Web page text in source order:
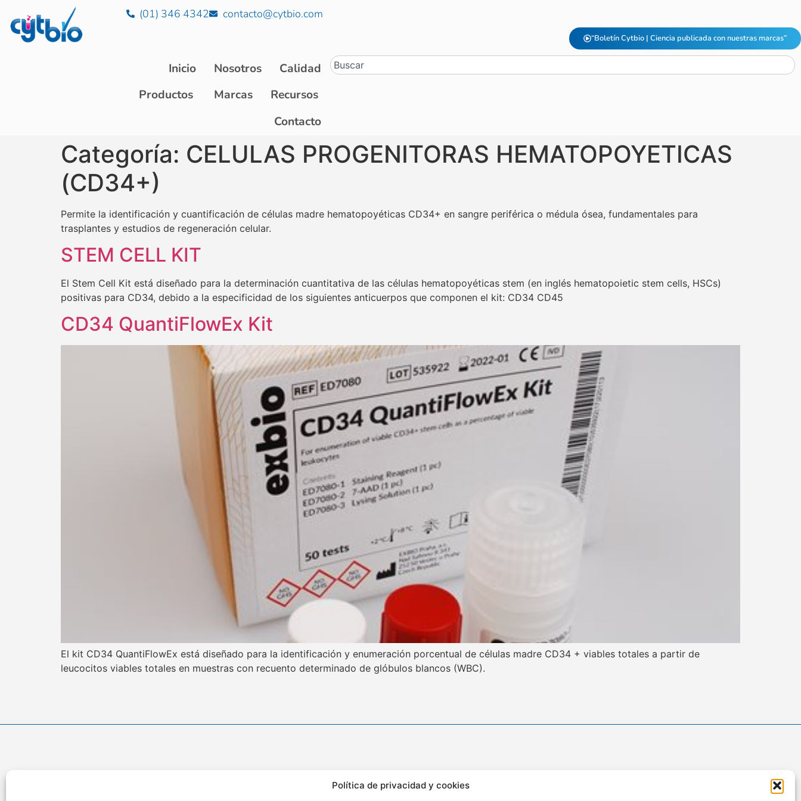
Política de privacidad y cookies
(01) 346 4342 contacto@cytbio.com
“Boletín Cytbio | Ciencia publicada con nuestras marcas”
Inicio Nosotros
Calidad
Productos
Marcas
Recursos
Contacto
Categoría: CELULAS PROGENITORAS HEMATOPOYETICAS
(CD34+)
Permite la identificación y cuantificación de células madre hematopoyéticas CD34+ en sangre periférica o médula ósea, fundamentales para
trasplantes y estudios de regeneración celular.
STEM CELL KIT
El Stem Cell Kit está diseñado para la determinación cuantitativa de las células hematopoyéticas stem (en inglés hematopoietic stem cells, HSCs)
positivas para CD34, debido a la especificidad de los siguientes anticuerpos que componen el kit: CD34 CD45
CD34 QuantiFlowEx Kit
El kit CD34 QuantiFlowEx está diseñado para la identificación y enumeración porcentual de células madre CD34 + viables totales a partir de
leucocitos viables totales en muestras con recuento determinado de glóbulos blancos (WBC).
Contacto